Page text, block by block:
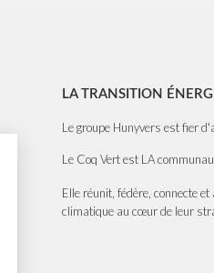
LA TRANSITION
Le groupe Hunyvers est fier
Le Coq Vert est LA
Elle réunit, fédère, connecte
climatique au cœur de leur